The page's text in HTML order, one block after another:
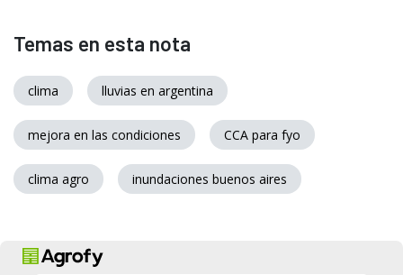
Temas en esta nota
clima lluvias en argentina
mejora en las condiciones CCA para fyo
clima agro inundaciones buenos aires